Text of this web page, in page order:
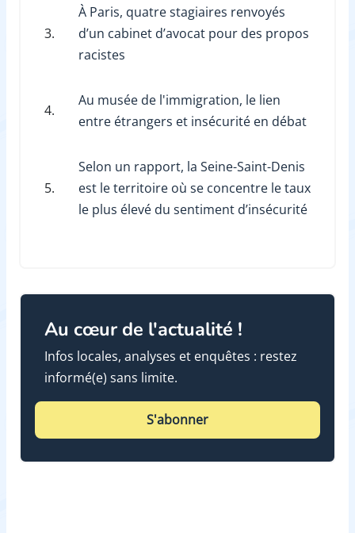
3.
À Paris, quatre stagiaires renvoyés
d’un cabinet d’avocat pour des propos
racistes
4.
Au musée de l'immigration, le lien
entre étrangers et insécurité en débat
5.
Selon un rapport, la Seine-Saint-Denis
est le territoire où se concentre le taux
le plus élevé du sentiment d’insécurité
Au cœur de l'actualité !
Infos locales, analyses et enquêtes : restez
informé(e) sans limite.
S'abonner